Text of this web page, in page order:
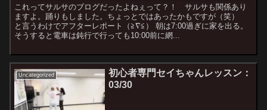
これってサルサのブログだったよねぇって？！ サルサも関係あり
ますよ。踊りもしました。ちょっとではあったかもですが（笑）
と言うわけでアフターレポート（≧∇≦） 朝は7:00過ぎに家を出る。
そうすると電車は鈍行で行っても10:00前に網...
Uncategorized
初心者専門セイちゃんレッスン：
03/30